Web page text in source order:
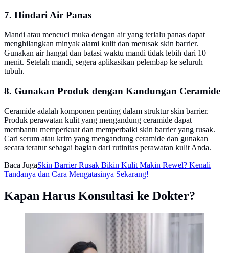
7. Hindari Air Panas
Mandi atau mencuci muka dengan air yang terlalu panas dapat
menghilangkan minyak alami kulit dan merusak skin barrier.
Gunakan air hangat dan batasi waktu mandi tidak lebih dari 10
menit. Setelah mandi, segera aplikasikan pelembap ke seluruh
tubuh.
8. Gunakan Produk dengan Kandungan Ceramide
Ceramide adalah komponen penting dalam struktur skin barrier.
Produk perawatan kulit yang mengandung ceramide dapat
membantu memperkuat dan memperbaiki skin barrier yang rusak.
Cari serum atau krim yang mengandung ceramide dan gunakan
secara teratur sebagai bagian dari rutinitas perawatan kulit Anda.
Baca JugaSkin Barrier Rusak Bikin Kulit Makin Rewel? Kenali
Tandanya dan Cara Mengatasinya Sekarang!
Kapan Harus Konsultasi ke Dokter?